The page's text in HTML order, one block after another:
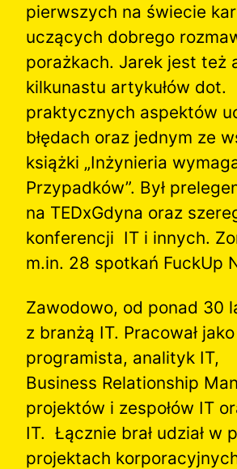
pierwszych na świecie
uczących dobrego
porażkach. Jarek jest też
kilkunastu artykułów dot.
praktycznych aspektów
błędach oraz jednym ze
książki „Inżynieria
Przypadków”. Był
na TEDxGdyna oraz
konferencji IT i innych.
m.in. 28 spotkań FuckUp
Zawodowo, od ponad 30
z branżą IT. Pracował jako
programista, analityk IT,
Business Relationship
projektów i zespołów IT
IT. Łącznie brał udział w
projektach